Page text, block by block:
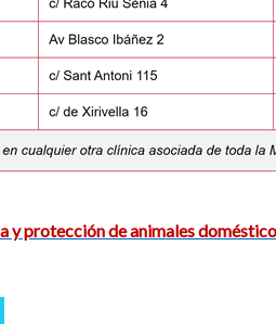
y protección de animales